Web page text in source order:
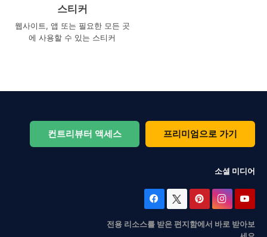
스티커
웹사이트, 앱 또는 필요한 모든 곳
에 사용할 수 있는 스티커
컨트리뷰터 액세스 프리미엄으로 가기
소셜 미디어
전용 리소스를 받은 편지함에서 바로 받아보